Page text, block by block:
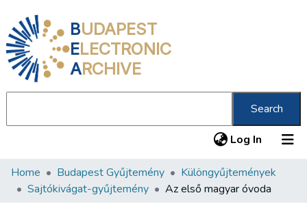
BUDAPEST
ELECTRONIC
ARCHIVE
Search
Log In (current)
Communities & Collections
Home Budapest Gyűjtemény
Különgyűjtemények
Sajtókivágat-gyűjtemény
Az első magyar óvoda